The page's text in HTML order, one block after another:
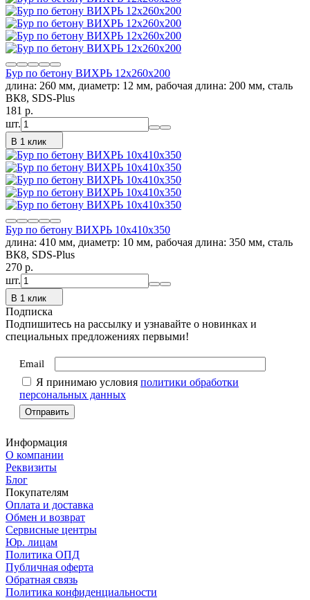
Бур по бетону ВИХРЬ 12x260x200
длина: 260 мм, диаметр: 12 мм, рабочая длина: 200 мм, сталь
ВК8, SDS-Plus
181 p.
шт.
В 1 клик
Бур по бетону ВИХРЬ 10x410x350
длина: 410 мм, диаметр: 10 мм, рабочая длина: 350 мм, сталь
ВК8, SDS-Plus
270 p.
шт.
В 1 клик
Подписка
Подпишитесь на рассылку и узнавайте о новинках и
специальных предложениях первыми!
Email
Я принимаю условия политики обработки
персональных данных
Информация
О компании
Реквизиты
Блог
Покупателям
Оплата и доставка
Обмен и возврат
Сервисные центры
Юр. лицам
Политика ОПД
Публичная оферта
Обратная связь
Политика конфиденциальности